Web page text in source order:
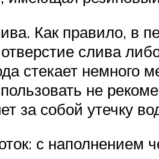
Как правило, в
слива
стекает немного
не
за собой утечку
с наполнением